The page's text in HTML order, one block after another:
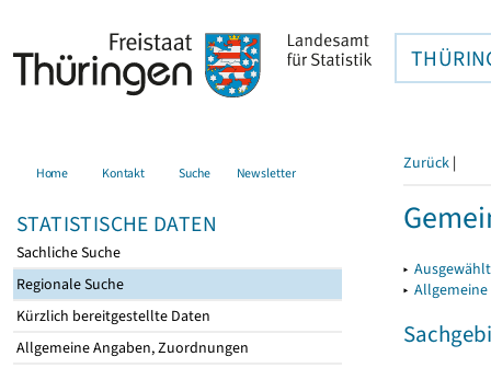
Home Kontakt Suche Newsletter
STATISTISCHE DATEN
Sachliche Suche
Regionale Suche
Kürzlich bereitgestellte Daten
Allgemeine Angaben, Zuordnungen
Zurück |
▸
▸